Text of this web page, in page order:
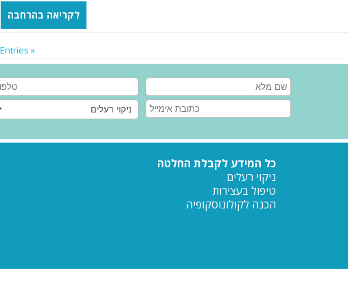
לקריאה בהרחבה
« Older Entries
כל המידע לקבלת החלטה
ניקוי רעלים
טיפול בעצירות
הכנה לקולונוסקופיה